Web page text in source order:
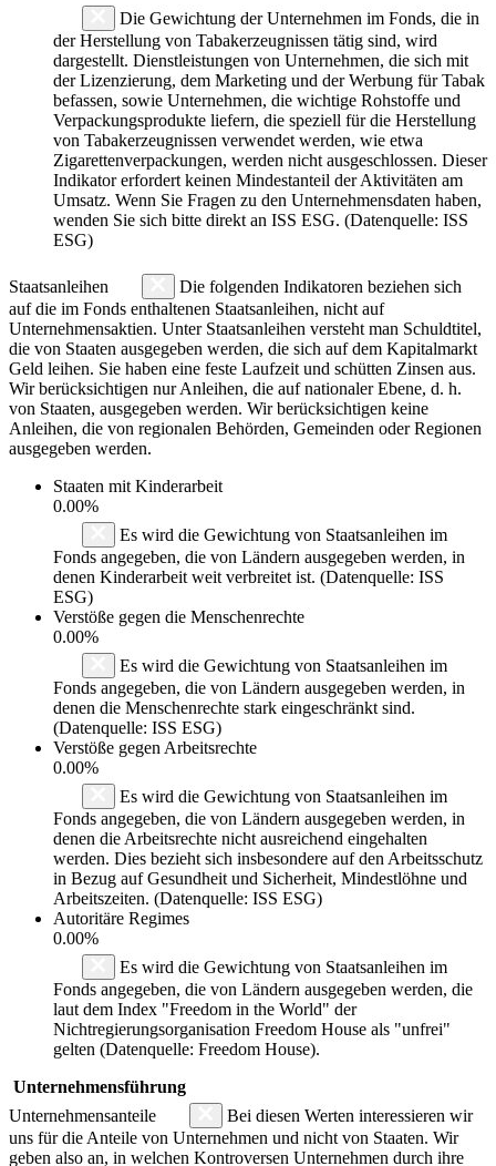
Die Gewichtung der Unternehmen im Fonds, die in
der Herstellung von Tabakerzeugnissen tätig sind, wird
dargestellt. Dienstleistungen von Unternehmen, die sich mit
der Lizenzierung, dem Marketing und der Werbung für Tabak
befassen, sowie Unternehmen, die wichtige Rohstoffe und
Verpackungsprodukte liefern, die speziell für die Herstellung
von Tabakerzeugnissen verwendet werden, wie etwa
Zigarettenverpackungen, werden nicht ausgeschlossen. Dieser
Indikator erfordert keinen Mindestanteil der Aktivitäten am
Umsatz. Wenn Sie Fragen zu den Unternehmensdaten haben,
wenden Sie sich bitte direkt an ISS ESG. (Datenquelle: ISS
ESG)
Staatsanleihen
Die folgenden Indikatoren beziehen sich
auf die im Fonds enthaltenen Staatsanleihen, nicht auf
Unternehmensaktien. Unter Staatsanleihen versteht man Schuldtitel,
die von Staaten ausgegeben werden, die sich auf dem Kapitalmarkt
Geld leihen. Sie haben eine feste Laufzeit und schütten Zinsen aus.
Wir berücksichtigen nur Anleihen, die auf nationaler Ebene, d. h.
von Staaten, ausgegeben werden. Wir berücksichtigen keine
Anleihen, die von regionalen Behörden, Gemeinden oder Regionen
ausgegeben werden.
Staaten mit Kinderarbeit
0.00%
Es wird die Gewichtung von Staatsanleihen im
Fonds angegeben, die von Ländern ausgegeben werden, in
denen Kinderarbeit weit verbreitet ist. (Datenquelle: ISS
ESG)
Verstöße gegen die Menschenrechte
0.00%
Es wird die Gewichtung von Staatsanleihen im
Fonds angegeben, die von Ländern ausgegeben werden, in
denen die Menschenrechte stark eingeschränkt sind.
(Datenquelle: ISS ESG)
Verstöße gegen Arbeitsrechte
0.00%
Es wird die Gewichtung von Staatsanleihen im
Fonds angegeben, die von Ländern ausgegeben werden, in
denen die Arbeitsrechte nicht ausreichend eingehalten
werden. Dies bezieht sich insbesondere auf den Arbeitsschutz
in Bezug auf Gesundheit und Sicherheit, Mindestlöhne und
Arbeitszeiten. (Datenquelle: ISS ESG)
Autoritäre Regimes
0.00%
Es wird die Gewichtung von Staatsanleihen im
Fonds angegeben, die von Ländern ausgegeben werden, die
laut dem Index "Freedom in the World" der
Nichtregierungsorganisation Freedom House als "unfrei"
gelten (Datenquelle: Freedom House).
Unternehmensführung
Unternehmensanteile
Bei diesen Werten interessieren wir
uns für die Anteile von Unternehmen und nicht von Staaten. Wir
geben also an, in welchen Kontroversen Unternehmen durch ihre